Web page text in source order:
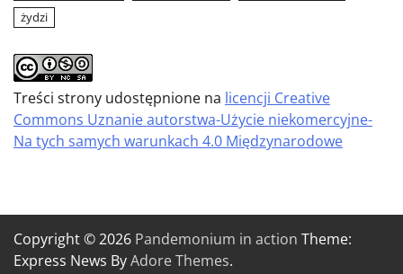
żydzi
Treści strony udostępnione na licencji Creative
Commons Uznanie autorstwa-Użycie niekomercyjne-
Na tych samych warunkach 4.0 Międzynarodowe
Copyright © 2026 Pandemonium in action Theme:
Express News ByAdore Themes.